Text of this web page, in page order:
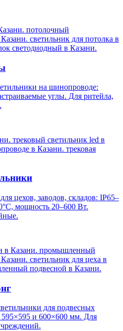
потолочный
светильник для потолка в
светодиодный в Казани.
на шинопроводе:
углы. Для ритейла,
трековый светильник led в
в Казани. трековая
цехов, заводов, складов: IP65–
мощность 20–600 Вт.
в Казани. промышленный
светильник для цеха в
подвесной в Казани.
для подвесных
и 600×600 мм. Для